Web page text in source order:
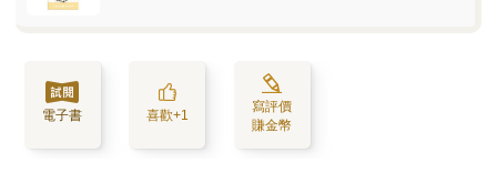
電子書 喜歡+1
寫評價
賺金幣